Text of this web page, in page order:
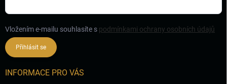
Vložením e-mailu souhlasíte s podmínkami ochrany osobních údajů
Přihlásit se
INFORMACE PRO VÁS